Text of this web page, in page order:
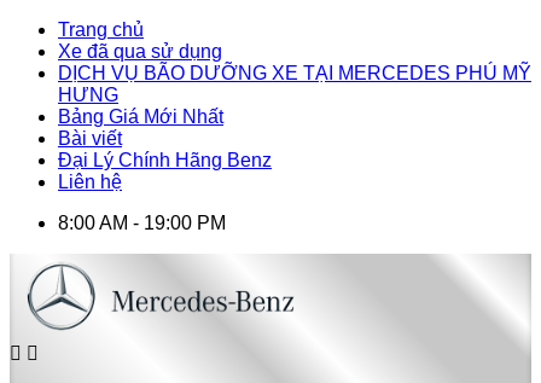
Trang chủ
Xe đã qua sử dụng
DỊCH VỤ BÃO DƯỠNG XE TẠI MERCEDES PHÚ MỸ
HƯNG
Bảng Giá Mới Nhất
Bài viết
Đại Lý Chính Hãng Benz
Liên hệ
8:00 AM - 19:00 PM